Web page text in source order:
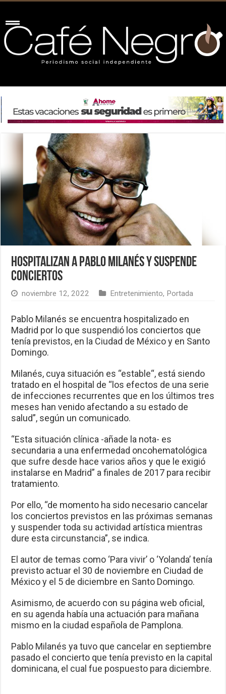
Hospitalizan a Pablo Milanés y suspende
conciertos
noviembre 12, 2022 Entretenimiento, Portada
Pablo Milanés se encuentra hospitalizado en
Madrid por lo que suspendió los conciertos que
tenía previstos, en la Ciudad de México y en Santo
Domingo.
Milanés, cuya situación es “estable“, está siendo
tratado en el hospital de “los efectos de una serie
de infecciones recurrentes que en los últimos tres
meses han venido afectando a su estado de
salud”, según un comunicado.
“Esta situación clínica -añade la nota- es
secundaria a una enfermedad oncohematológica
que sufre desde hace varios años y que le exigió
instalarse en Madrid” a finales de 2017 para recibir
tratamiento.
Por ello, “de momento ha sido necesario cancelar
los conciertos previstos en las próximas semanas
y suspender toda su actividad artística mientras
dure esta circunstancia”, se indica.
El autor de temas como ‘Para vivir’ o ‘Yolanda’ tenía
previsto actuar el 30 de noviembre en Ciudad de
México y el 5 de diciembre en Santo Domingo.
Asimismo, de acuerdo con su página web oficial,
en su agenda había una actuación para mañana
mismo en la ciudad española de Pamplona.
Pablo Milanés ya tuvo que cancelar en septiembre
pasado el concierto que tenía previsto en la capital
dominicana, el cual fue pospuesto para diciembre.